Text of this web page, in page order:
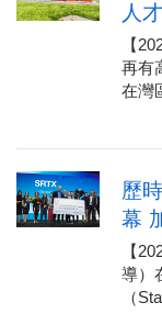
人
【
再有
在灣
歷
幕
【
導）
（